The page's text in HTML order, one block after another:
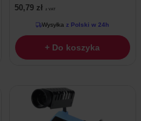
50,79 zł z VAT
Wysyłka z Polski w 24h
+ Do koszyka